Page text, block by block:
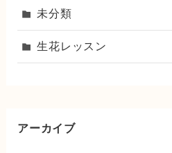
未分類
生花レッスン
アーカイブ